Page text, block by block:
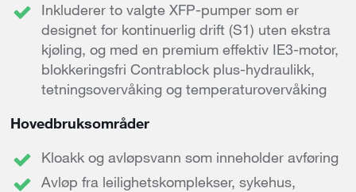
Inkluderer to valgte XFP-pumper som er
designet for kontinuerlig drift (S1) uten ekstra
kjøling, og med en premium effektiv IE3-motor,
blokkeringsfri Contrablock plus-hydraulikk,
tetningsovervåking og temperaturovervåking
Hovedbruksområder
Kloakk og avløpsvann som inneholder avføring
Avløp fra leilighetskomplekser, sykehus,